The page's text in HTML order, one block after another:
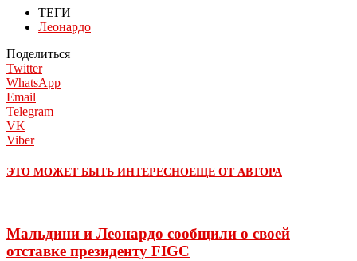
ТЕГИ
Леонардо
Поделиться
Twitter
WhatsApp
Email
Telegram
VK
Viber
ЭТО МОЖЕТ БЫТЬ ИНТЕРЕСНОЕЩЕ ОТ АВТОРА
Мальдини и Леонардо сообщили о своей
отставке президенту FIGC